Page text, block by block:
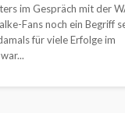
im Gespräch mit der
Fans noch ein Begriff
für viele Erfolge im